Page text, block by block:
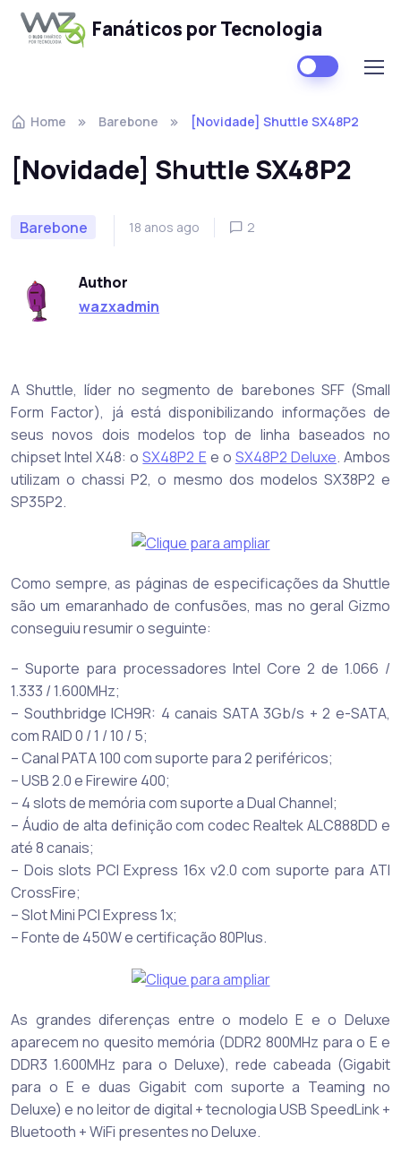
Fanáticos por Tecnologia
Home Barebone [Novidade] Shuttle SX48P2
[Novidade] Shuttle SX48P2
Barebone 18 anos ago 2
Author
wazxadmin
A Shuttle, líder no segmento de barebones SFF (Small
Form Factor), já está disponibilizando informações de
seus novos dois modelos top de linha baseados no
chipset Intel X48: oSX48P2 E e o SX48P2 Deluxe. Ambos
utilizam o chassi P2, o mesmo dos modelos SX38P2 e
SP35P2.
Como sempre, as páginas de especificações da Shuttle
são um emaranhado de confusões, mas no geral Gizmo
conseguiu resumir o seguinte:
– Suporte para processadores Intel Core 2 de 1.066 /
1.333 / 1.600MHz;
– Southbridge ICH9R: 4 canais SATA 3Gb/s + 2 e-SATA,
com RAID 0 / 1 / 10 / 5;
– Canal PATA 100 com suporte para 2 periféricos;
– USB 2.0 e Firewire 400;
– 4 slots de memória com suporte a Dual Channel;
– Áudio de alta definição com codec Realtek ALC888DD e
até 8 canais;
– Dois slots PCI Express 16x v2.0 com suporte para ATI
CrossFire;
– Slot Mini PCI Express 1x;
– Fonte de 450W e certificação 80Plus.
As grandes diferenças entre o modelo E e o Deluxe
aparecem no quesito memória (DDR2 800MHz para o E e
DDR3 1.600MHz para o Deluxe), rede cabeada (Gigabit
para o E e duas Gigabit com suporte a Teaming no
Deluxe) e no leitor de digital + tecnologia USB SpeedLink +
Bluetooth + WiFi presentes no Deluxe.